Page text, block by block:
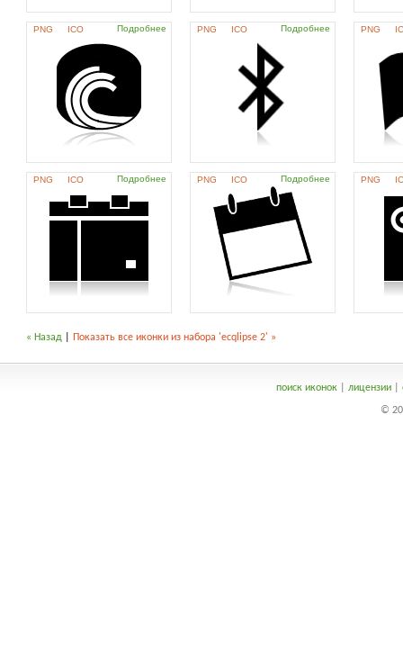
PNG ICO Подробнее PNG ICO Подробнее PNG
PNG ICO Подробнее PNG ICO Подробнее PNG
« Назад Показать все иконки из набора 'ecqlipse 2' »
поиск иконок| лицензии|
©